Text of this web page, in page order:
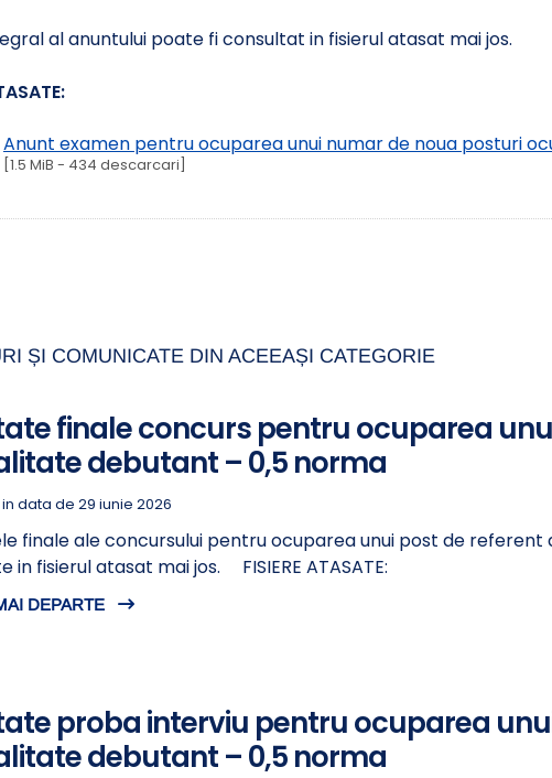
al anuntului poate fi consultat in fisierul atasat mai jos.
Anunt examen pentru ocuparea unui numar de noua posturi
[1.5 MiB - 434 descarcari]
ȘI COMUNICATE DIN ACEEAȘI CATEGORIE
finale concurs pentru ocuparea
debutant – 0,5 norma
data de 29 iunie 2026
finale ale concursului pentru ocuparea unui post de
in fisierul atasat mai jos. FISIERE ATASATE:
DEPARTE
proba interviu pentru ocuparea
debutant – 0,5 norma